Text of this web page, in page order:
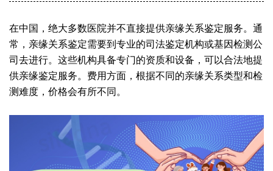
在中国，绝大多数医院并不直接提供亲缘关系鉴定服务。通
常，亲缘关系鉴定需要到专业的司法鉴定机构或基因检测公
司去进行。这些机构具备专门的资质和设备，可以合法地提
供亲缘鉴定服务。费用方面，根据不同的亲缘关系类型和检
测难度，价格会有所不同。